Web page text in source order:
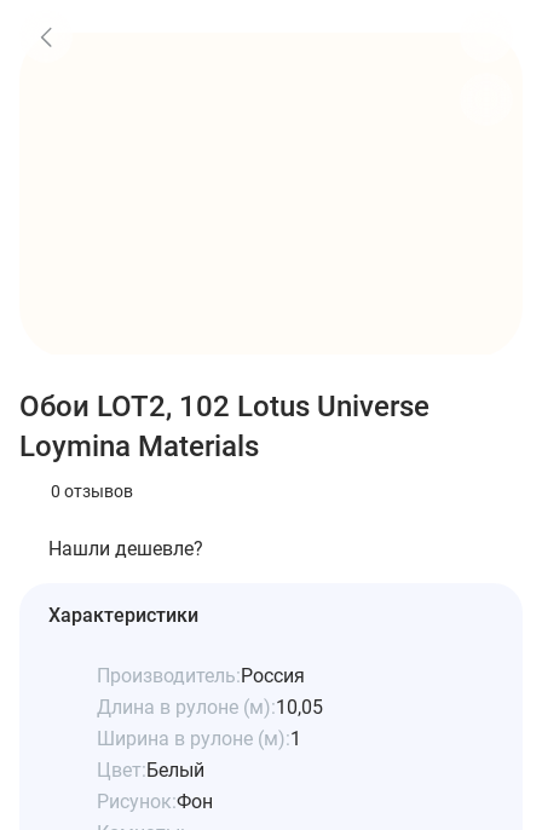
Обои LOT2, 102 Lotus Universe
Loymina Materials
0 отзывов
Нашли дешевле?
Характеристики
Производитель:Россия
Длина в рулоне (м):10,05
Ширина в рулоне (м):1
Цвет:Белый
Рисунок:Фон